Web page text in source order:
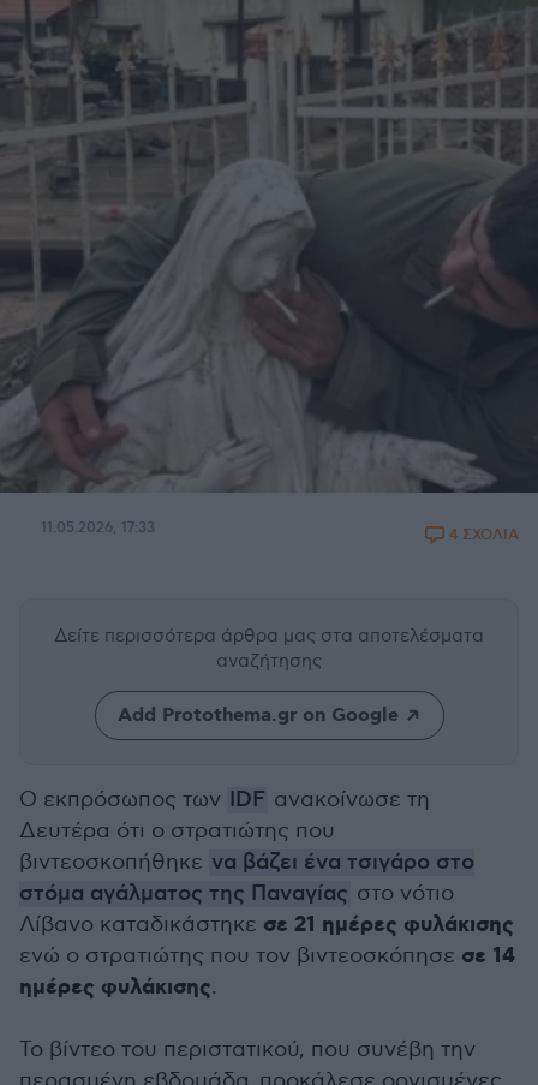
11.05.2026, 17:33 4 ΣΧΟΛΙΑ
Δείτε περισσότερα άρθρα μας στα αποτελέσματα
αναζήτησης
Add Protothema.gr on Google
Ο εκπρόσωπος των IDF ανακοίνωσε τη
Δευτέρα ότι ο στρατιώτης που
βιντεοσκοπήθηκε να βάζει ένα τσιγάρο στο
στόμα αγάλματος της Παναγίας στο νότιο
Λίβανο καταδικάστηκε σε 21 ημέρες φυλάκισης
ενώ ο στρατιώτης που τον βιντεοσκόπησε σε 14
ημέρες φυλάκισης.
Το βίντεο του περιστατικού, που συνέβη την